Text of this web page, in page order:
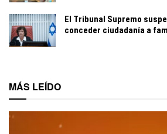
El Tribunal Supremo
conceder ciudadanía a
MÁS LEÍDO